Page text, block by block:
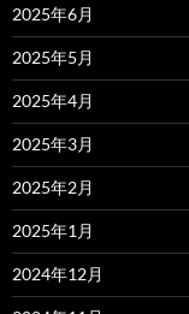
2025年6月
2025年5月
2025年4月
2025年3月
2025年2月
2025年1月
2024年12月